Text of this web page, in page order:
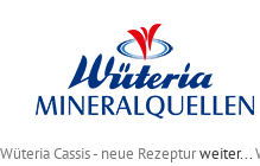
Wüteria Cassis - neue Rezepturweiter...